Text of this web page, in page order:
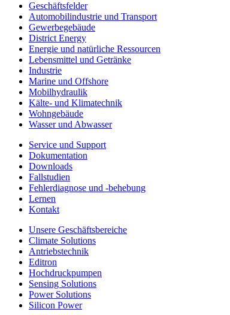
Geschäftsfelder
Automobilindustrie und Transport
Gewerbegebäude
District Energy
Energie und natürliche Ressourcen
Lebensmittel und Getränke
Industrie
Marine und Offshore
Mobilhydraulik
Kälte- und Klimatechnik
Wohngebäude
Wasser und Abwasser
Service und Support
Dokumentation
Downloads
Fallstudien
Fehlerdiagnose und -behebung
Lernen
Kontakt
Unsere Geschäftsbereiche
Climate Solutions
Antriebstechnik
Editron
Hochdruckpumpen
Sensing Solutions
Power Solutions
Silicon Power